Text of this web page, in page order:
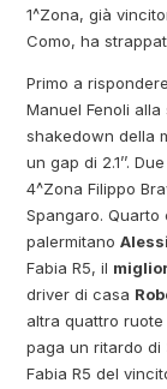
1^Zona, già
Como, ha
Primo a
Manuel Fenoli
shakedown della
un gap di 2.1’’.
4^Zona Filippo
Spangaro. Quarto
palermitano
Fabia R5, il
driver di casa
altra quattro
paga un ritardo di
Fabia R5 del